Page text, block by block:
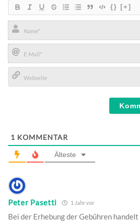
{} [+]
Name*
E-
Mail*
1 KOMMENTAR
Älteste
Peter Pasetti 1 Jahr vor
Bei der Erhebung der Gebühren handelt